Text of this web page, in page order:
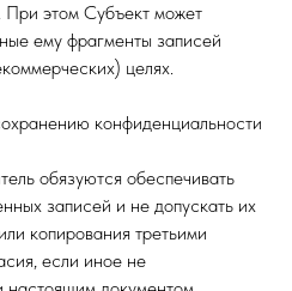
При этом Субъект может
ему фрагменты записей
целях.
конфиденциальности
обязуются обеспечивать
записей и не допускать их
копирования третьими
если иное не